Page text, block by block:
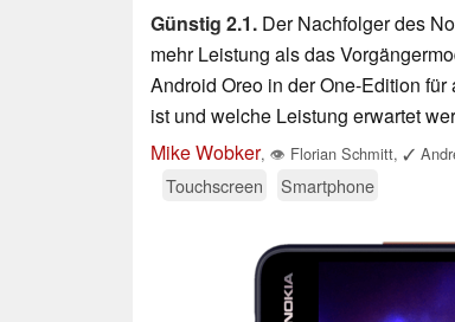
Günstig 2.1. Der Nachfolger des
mehr Leistung als das
Android Oreo in der One-Edition
ist und welche Leistung erwartet
Mike Wobker, 👁 Florian Schmitt, ✓
Touchscreen
Smartphone